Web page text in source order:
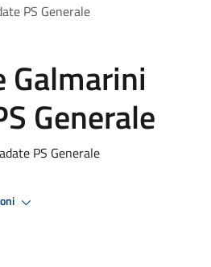
PS Generale
Galmarini
Generale
PS Generale